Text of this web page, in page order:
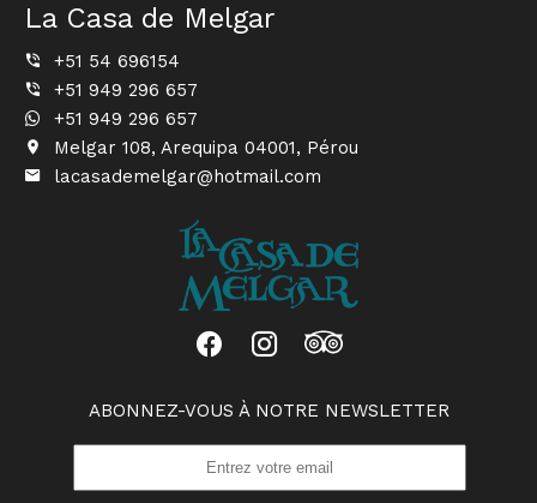
La Casa de Melgar
+51 54 696154
+51 949 296 657
+51 949 296 657
Melgar 108, Arequipa 04001, Pérou
lacasademelgar@hotmail.com
ABONNEZ-VOUS À NOTRE NEWSLETTER